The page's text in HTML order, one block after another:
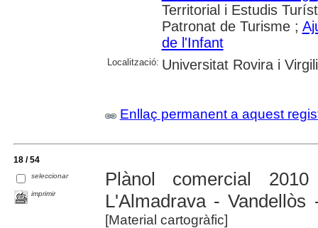
Territorial i Estudis
Patronat de Turisme ;
de l'Infant
Localització: Universitat Rovira i Virgili
Enllaç permanent a aquest
18 / 54
seleccionar
imprimir
Plànol comercial
L'Almadrava -
[Material cartogràfic]